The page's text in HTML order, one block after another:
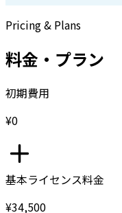
Pricing & Plans
料金・プラン
初期費用
¥0
基本ライセンス料金
¥34,500